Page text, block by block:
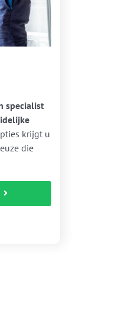
specialist
krijgt u
die